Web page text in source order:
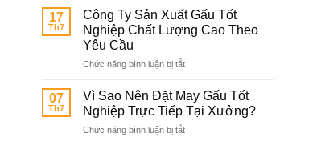
In
Thêu
Logo
Học
May
Bông
Nghiệp
Rẻ
Không
Qua
Trung
17
Th7
Công Ty Sản Xuất Gấu Tốt
Nghiệp Chất Lượng Cao Theo
Yêu Cầu
Chức năng bình luận bị tắtở
Ty
Sản
Xuất
Gấu
07
Th7
Vì Sao Nên Đặt May Gấu Tốt
Nghiệp Trực Tiếp Tại Xưởng?
Chức năng bình luận bị tắtở